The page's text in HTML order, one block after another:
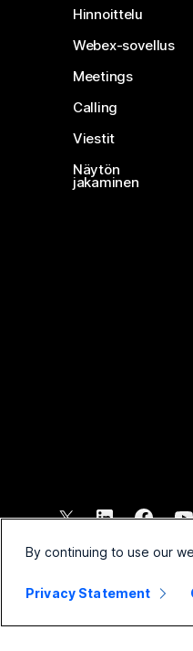
Hinnoittelu
Webex-sovellus
Meetings
Calling
Viestit
Näytön
jakaminen
2026 Cisco ja/tai sen
By continuing to use our
Privacy Statement